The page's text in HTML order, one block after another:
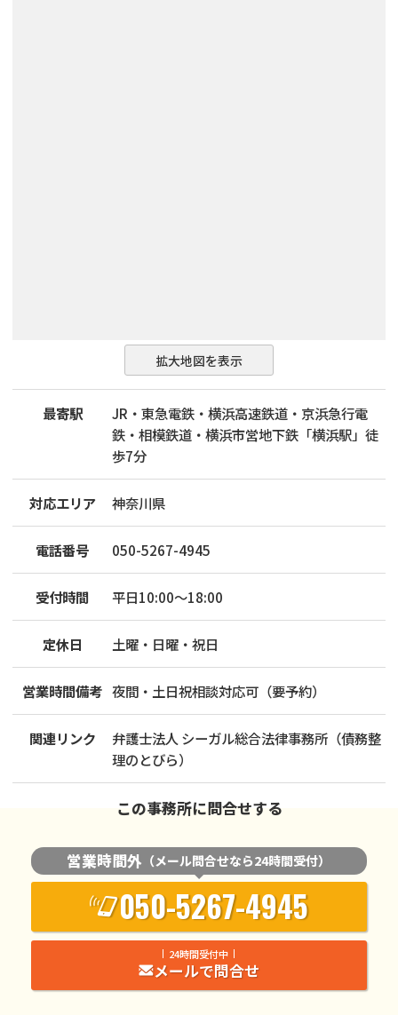
拡大地図を表示
最寄駅
JR・東急電鉄・横浜高速鉄道・京浜急行電
鉄・相模鉄道・横浜市営地下鉄「横浜駅」徒
歩7分
対応エリア 神奈川県
電話番号 050-5267-4945
受付時間 平日10:00～18:00
定休日 土曜・日曜・祝日
営業時間備考 夜間・土日祝相談対応可（要予約）
関連リンク
弁護士法人 シーガル総合法律事務所（債務整
理のとびら）
この事務所に問合せする
営業時間外 （メール問合せなら24時間受付）
050-5267-4945
24時間受付中
メールで問合せ